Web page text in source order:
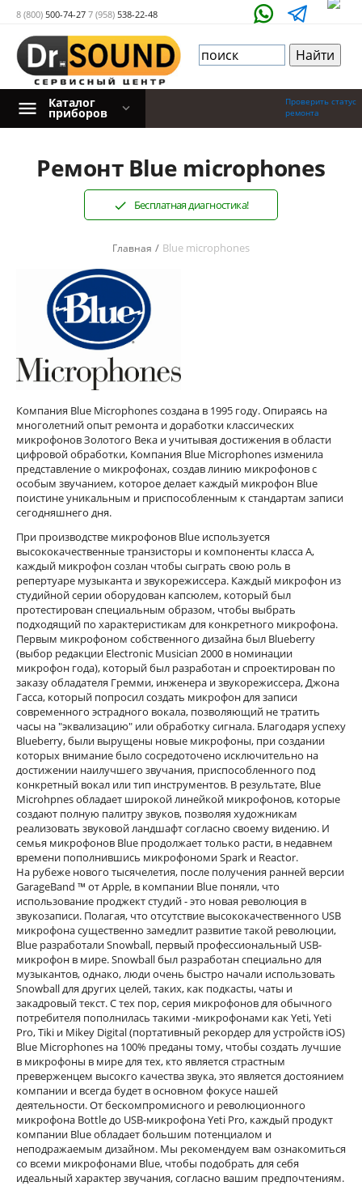
8 (800) 500-74-27 7 (958) 538-22-48
Проверить статус
ремонта
Каталог
приборов
Ремонт Blue microphones
Бесплатная диагностика!
Главная / Blue microphones
Компания Blue Microphones создана в 1995 году. Опираясь на
многолетний опыт ремонта и доработки классических
микрофонов Золотого Века и учитывая достижения в области
цифровой обработки, Компания Blue Microphones изменила
представление о микрофонах, создав линию микрофонов с
особым звучанием, которое делает каждый микрофон Blue
поистине уникальным и приспособленным к стандартам записи
сегодняшнего дня.
При производстве микрофонов Blue используется
высококачественные транзисторы и компоненты класса А,
каждый микрофон созлан чтобы сыграть свою роль в
репертуаре музыканта и звукорежиссера. Каждый микрофон из
студийной серии оборудован капсюлем, который был
протестирован специальным образом, чтобы выбрать
подходящий по характеристикам для конкретного микрофона.
Первым микрофоном собственного дизайна был Blueberry
(выбор редакции Electronic Musician 2000 в номинации
микрофон года), который был разработан и спроектирован по
заказу обладателя Гремми, инженера и звукорежиссера, Джона
Гасса, который попросил создать микрофон для записи
современного эстрадного вокала, позволяющий не тратить
часы на "эквализацию" или обработку сигнала. Благодаря успеху
Blueberry, были вырущены новые микрофоны, при создании
которых внимание было сосредоточено исключительно на
достижении наилучшего звучания, приспособленного под
конкретный вокал или тип инструментов. В результате, Blue
Microhpnes обладает широкой линейкой микрофонов, которые
создают полную палитру звуков, позволяя художникам
реализовать звуковой ландшафт согласно своему видению. И
семья микрофонов Blue продолжает только расти, в недавнем
времени пополнившись микрофономи Spark и Reactor.
На рубеже нового тысячелетия, после получения ранней версии
GarageBand ™ от Apple, в компании Blue поняли, что
использование проджект студий - это новая революция в
звукозаписи. Полагая, что отсутствие высококачественного USB
микрофона существенно замедлит развитие такой революции,
Blue разработали Snowball, первый профессиональный USB-
микрофон в мире. Snowball был разработан специально для
музыкантов, однако, люди очень быстро начали использовать
Snowball для других целей, таких, как подкасты, чаты и
закадровый текст. С тех пор, серия микрофонов для обычного
потребителя пополнилась такими -микрофонами как Yeti, Yeti
Pro, Tiki и Mikey Digital (портативный рекордер для устройств iOS)
Blue Microphones на 100% преданы тому, чтобы создать лучшие
в микрофоны в мире для тех, кто является страстным
преверженцем высокго качества звука, это является достоянием
компании и всегда будет в основном фокусе нашей
деятельности. От бескомпромисного и революционного
микрофона Bottle до USB-микрофона Yeti Pro, каждый продукт
компании Blue обладает большим потенциалом и
неподражаемым дизайном. Мы рекомендуем вам ознакомиться
со всеми микрофонами Blue, чтобы подобрать для себя
идеальный характер звучания, согласно вашим предпочтениям.